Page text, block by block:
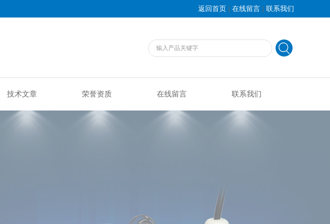
返回首页 | 在线留言 | 联系我们
技术文章 荣誉资质 在线留言 联系我们